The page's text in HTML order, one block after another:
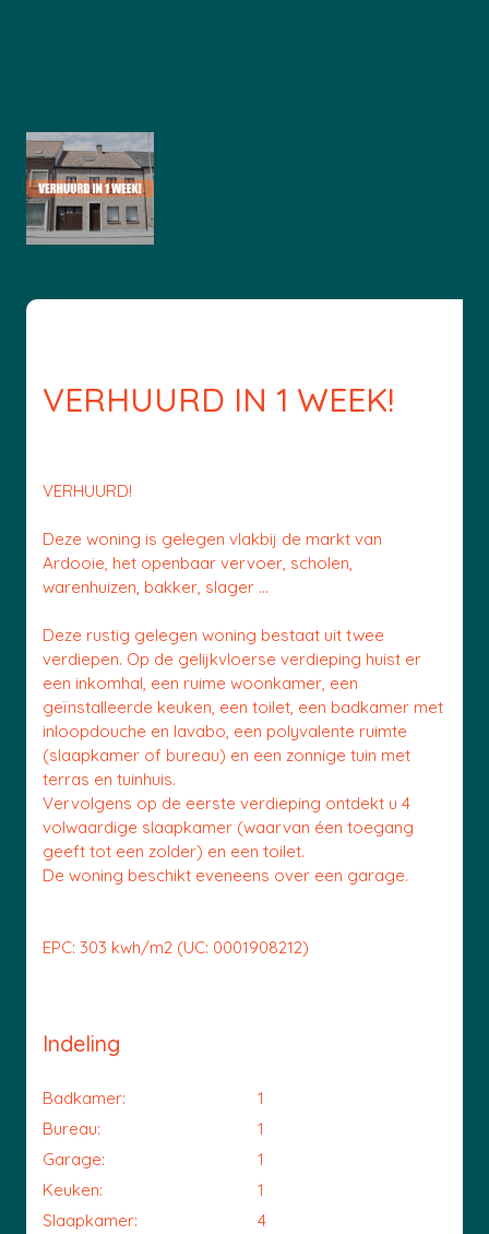
VERHUURD IN 1 WEEK!
VERHUURD!
Deze woning is gelegen vlakbij de markt van
Ardooie, het openbaar vervoer, scholen,
warenhuizen, bakker, slager ...
Deze rustig gelegen woning bestaat uit twee
verdiepen. Op de gelijkvloerse verdieping huist er
een inkomhal, een ruime woonkamer, een
geïnstalleerde keuken, een toilet, een badkamer met
inloopdouche en lavabo, een polyvalente ruimte
(slaapkamer of bureau) en een zonnige tuin met
terras en tuinhuis.
Vervolgens op de eerste verdieping ontdekt u 4
volwaardige slaapkamer (waarvan éen toegang
geeft tot een zolder) en een toilet.
De woning beschikt eveneens over een garage.
EPC: 303 kwh/m2 (UC: 0001908212)
Indeling
Badkamer:
1
Bureau:
1
Garage:
1
Keuken:
1
Slaapkamer:
4